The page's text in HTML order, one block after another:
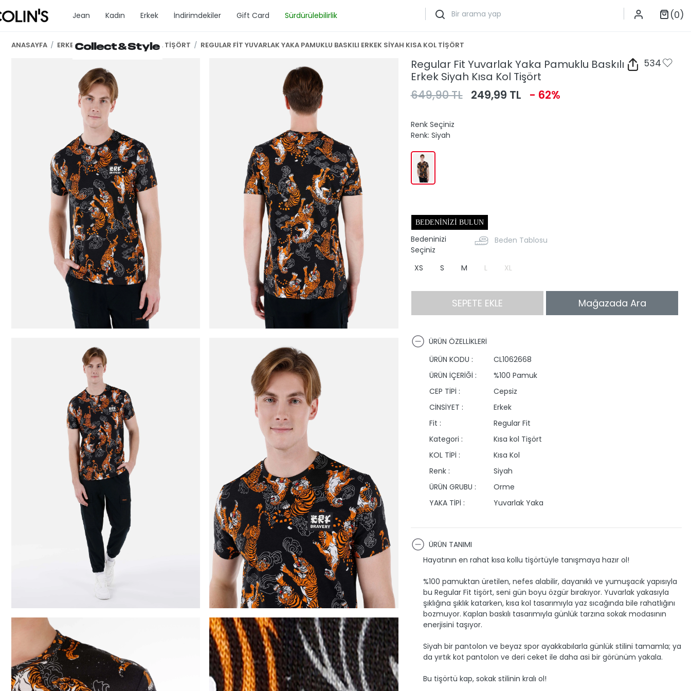
Jean Kadın Erkek İndirimdekiler Gift Card Sürdürülebilirlik (0)
ANASAYFA / ERKEK GİYİM / ERKEK KISA KOL TİŞÖRT / REGULAR FİT YUVARLAK YAKA PAMUKLU BASKILI ERKEK SİYAH KISA KOL TİŞÖRT
Regular Fit Yuvarlak Yaka Pamuklu Baskılı
Erkek Siyah Kısa Kol Tişört
534
649,90 TL 249,99 TL - 62%
Renk Seçiniz
Renk: Siyah
BEDENINIZI BULUN
Bedeninizi
Seçiniz
Beden Tablosu
XS S M L XL
SEPETE EKLE Mağazada Ara
ÜRÜN ÖZELLİKLERİ
ÜRÜN KODU :
CL1062668
ÜRÜN İÇERİĞİ :
%100 Pamuk
CEP TİPİ :
Cepsiz
CİNSİYET :
Erkek
Fit :
Regular Fit
Kategori :
Kısa kol Tişört
KOL TİPİ :
Kısa Kol
Renk :
Siyah
ÜRÜN GRUBU :
Orme
YAKA TİPİ :
Yuvarlak Yaka
ÜRÜN TANIMI
Hayatının en rahat kısa kollu tişörtüyle tanışmaya hazır ol!
%100 pamuktan üretilen, nefes alabilir, dayanıklı ve yumuşacık yapısıyla
bu Regular Fit tişört, seni gün boyu özgür bırakıyor. Yuvarlak yakasıyla
şıklığına şıklık katarken, kısa kol tasarımıyla yaz sıcağında bile rahatlığını
bozmuyor. Kaplan baskılı tasarımıyla günlük tarzına sokak modasının
enerjisini taşıyor.
Siyah bir pantolon ve beyaz spor ayakkabılarla günlük stilini tamamla; ya
da yırtık kot pantolon ve deri ceket ile daha asi bir görünüm yakala.
Bu tişörtü kap, sokak stilinin kralı ol!